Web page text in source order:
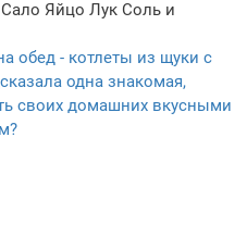
Сало Яйцо Лук Соль и
обед - котлеты из щуки с
одна знакомая,
своих домашних вкусными